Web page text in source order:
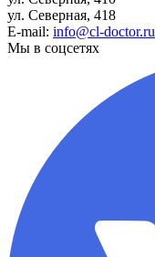
ул. Северная, 418
E-mail: info@cl-doctor.ru
Мы в соцсетях